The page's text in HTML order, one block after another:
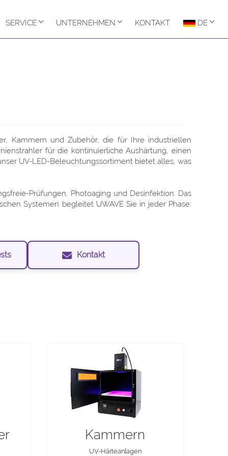
SERVICE UNTERNEHMEN KONTAKT DE
Kammern und Zubehör, die für Ihre industriellen
für die kontinuierliche Aushärtung, einen
UV-LED-Beleuchtungssortiment bietet alles, was
Prüfungen, Photoaging und Desinfektion. Das
Systemen begleitet UWAVE Sie in jeder Phase:
Kontakt
Kammern
UV-Härteanlagen